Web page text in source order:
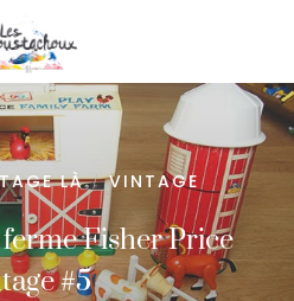
LÀ / VINTAGE
Fisher Price
#5